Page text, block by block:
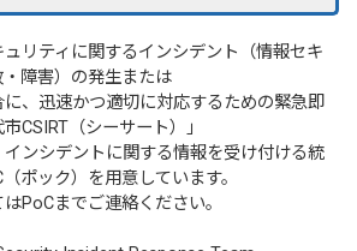
リティに関するインシデント（情報セキ
障害）の発生または
、迅速かつ適切に対応するための緊急即
CSIRT（シーサート）」
ンシデントに関する情報を受け付ける統
ポック）を用意しています。
PoCまでご連絡ください。